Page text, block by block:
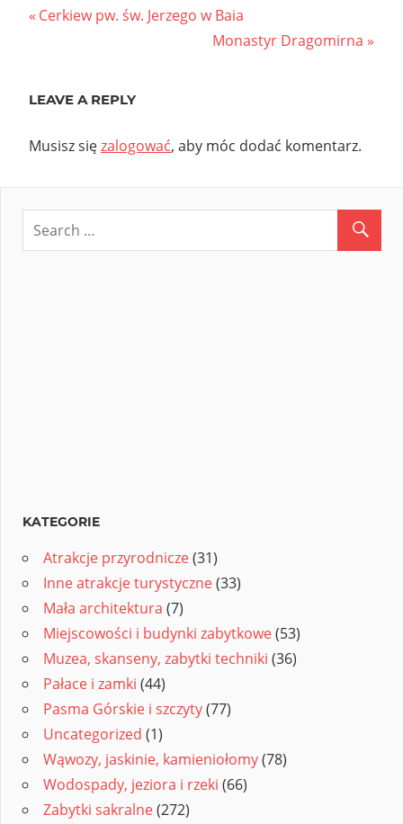
Nawigacja
Previous
Cerkiew pw. św. Jerzego w Baia
Next
Monastyr Dragomirna
LEAVE A REPLY
Musisz sięzalogować, aby móc dodać komentarz.
KATEGORIE
Atrakcje przyrodnicze(31)
Inne atrakcje turystyczne(33)
Mała architektura (7)
Miejscowości i budynki zabytkowe(53)
Muzea, skanseny, zabytki techniki (36)
Pałace i zamki (44)
Pasma Górskie i szczyty(77)
Uncategorized (1)
Wąwozy, jaskinie, kamieniołomy(78)
Wodospady, jeziora i rzeki (66)
Zabytki sakralne(272)